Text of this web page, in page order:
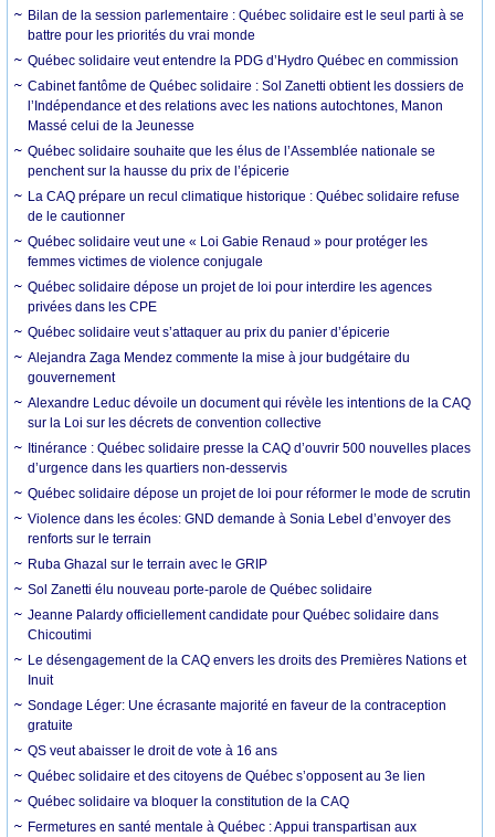
Bilan de la session parlementaire : Québec solidaire est le seul parti à se
battre pour les priorités du vrai monde
Québec solidaire veut entendre la PDG d’Hydro Québec en commission
Cabinet fantôme de Québec solidaire : Sol Zanetti obtient les dossiers de
l’Indépendance et des relations avec les nations autochtones, Manon
Massé celui de la Jeunesse
Québec solidaire souhaite que les élus de l’Assemblée nationale se
penchent sur la hausse du prix de l’épicerie
La CAQ prépare un recul climatique historique : Québec solidaire refuse
de le cautionner
Québec solidaire veut une « Loi Gabie Renaud » pour protéger les
femmes victimes de violence conjugale
Québec solidaire dépose un projet de loi pour interdire les agences
privées dans les CPE
Québec solidaire veut s’attaquer au prix du panier d’épicerie
Alejandra Zaga Mendez commente la mise à jour budgétaire du
gouvernement
Alexandre Leduc dévoile un document qui révèle les intentions de la CAQ
sur la Loi sur les décrets de convention collective
Itinérance : Québec solidaire presse la CAQ d’ouvrir 500 nouvelles places
d’urgence dans les quartiers non-desservis
Québec solidaire dépose un projet de loi pour réformer le mode de scrutin
Violence dans les écoles: GND demande à Sonia Lebel d’envoyer des
renforts sur le terrain
Ruba Ghazal sur le terrain avec le GRIP
Sol Zanetti élu nouveau porte-parole de Québec solidaire
Jeanne Palardy officiellement candidate pour Québec solidaire dans
Chicoutimi
Le désengagement de la CAQ envers les droits des Premières Nations et
Inuit
Sondage Léger: Une écrasante majorité en faveur de la contraception
gratuite
QS veut abaisser le droit de vote à 16 ans
Québec solidaire et des citoyens de Québec s’opposent au 3e lien
Québec solidaire va bloquer la constitution de la CAQ
Fermetures en santé mentale à Québec : Appui transpartisan aux